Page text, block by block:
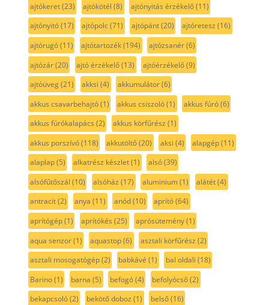
ajtókeret(23) ajtókötél (8) ajtónyitás érzékelő(11)
ajtónyitó(17) ajtópolc(71) ajtópánt(20) ajtóretesz (16)
ajtórugó(11) ajtótartozék(194) ajtózsanér(6)
ajtózár(20) ajtó érzékelő(13) ajtóérzékelő(9)
ajtóüveg(21) akksi (4) akkumulátor(6)
akkus csavarbehajtó(1) akkus csiszoló(1) akkus fúró(6)
akkus fúrókalapács (2) akkus körfűrész (1)
akkus porszívó(118) akkutöltő(20) aksi (4) alapgép(11)
alaplap(5) alkatrész készlet(1) alsó(39)
alsófűtőszál (10) alsóház (17) aluminium(1) alátét(4)
antracit(2) anya (11) anód(10) aprító(64)
aprítógép(1) aprítókés (25) aprósütemény(1)
aqua senzor(1) aquastop(6) asztali körfűrész (2)
asztali mosogatógép(2) babkávé (1) bal oldali (18)
Barino(1) barna (5) befogó(4) befolyócső(2)
bekapcsoló(2) bekötő doboz (1) belső(16)